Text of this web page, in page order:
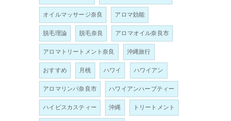
オイルマッサージ奈良 アロマ効能
脱毛理論 脱毛奈良 アロマオイル奈良市
アロマトリートメント奈良 沖縄旅行
おすすめ 月桃 ハワイ ハワイアン
アロマリンパ奈良市 ハワイアンハーブティー
ハイビスカスティー 沖縄 トリートメント